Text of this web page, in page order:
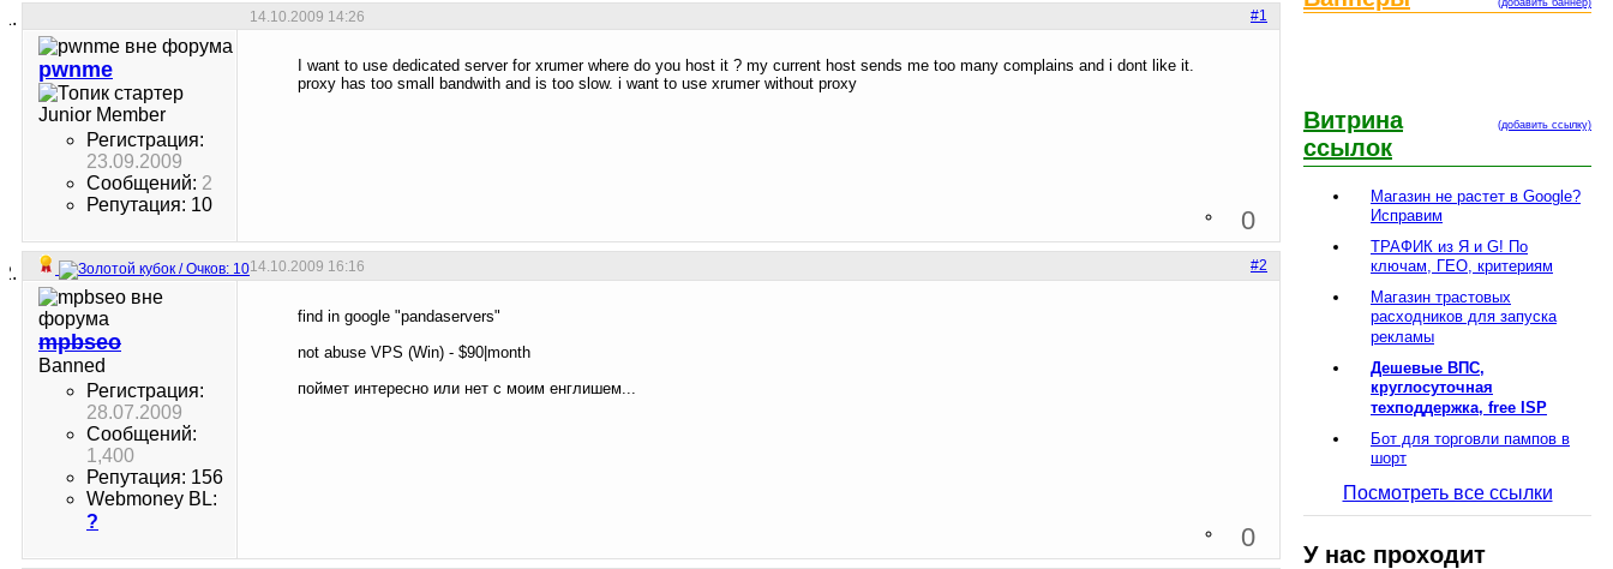
14.10.2009 14:26 #1
pwnme
Junior Member
Регистрация:
23.09.2009
Сообщений: 2
Репутация: 10
I want to use dedicated server for xrumer where do you host it ? my current host sends me too many complains and i dont like it.
proxy has too small bandwith and is too slow. i want to use xrumer without proxy
0
14.10.2009 16:16 #2
mpbseo
Banned
Регистрация:
28.07.2009
Сообщений:
1,400
Репутация: 156
Webmoney BL:
?
find in google "pandaservers"
not abuse VPS (Win) - $90|month
поймет интересно или нет с моим енглишем...
0
(добавить ссылку)
Витрина
ссылок
Магазин не растет в Google?
Исправим
ТРАФИК из Я и G! По
ключам, ГЕО, критериям
Магазин трастовых
расходников для запуска
рекламы
Дешевые ВПС,
круглосуточная
техподдержка, free ISP
Бот для торговли пампов в
шорт
Посмотреть все ссылки
У нас проходит